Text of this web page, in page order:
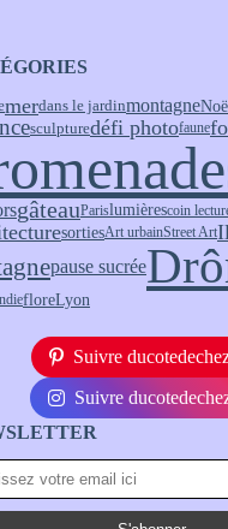
merdans le jardinmontagne
sculpturedéfi photofaune
gâteauParislumièrescoin
sortiesArt urbainStreet Art
pause sucrée
floreLyon
Suivre
Suivre